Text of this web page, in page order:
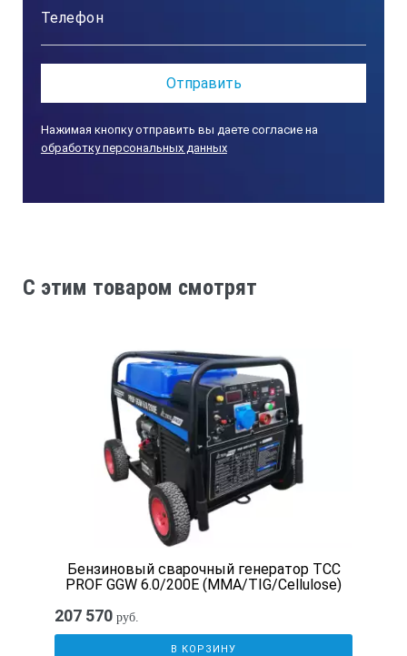
Нажимая кнопку отправить вы даете согласие на
обработку персональных данных
C этим товаром смотрят
Бензиновый сварочный генератор ТСС
PROF GGW 6.0/200E (MMA/TIG/Cellulose)
207 570 руб.
В КОРЗИНУ